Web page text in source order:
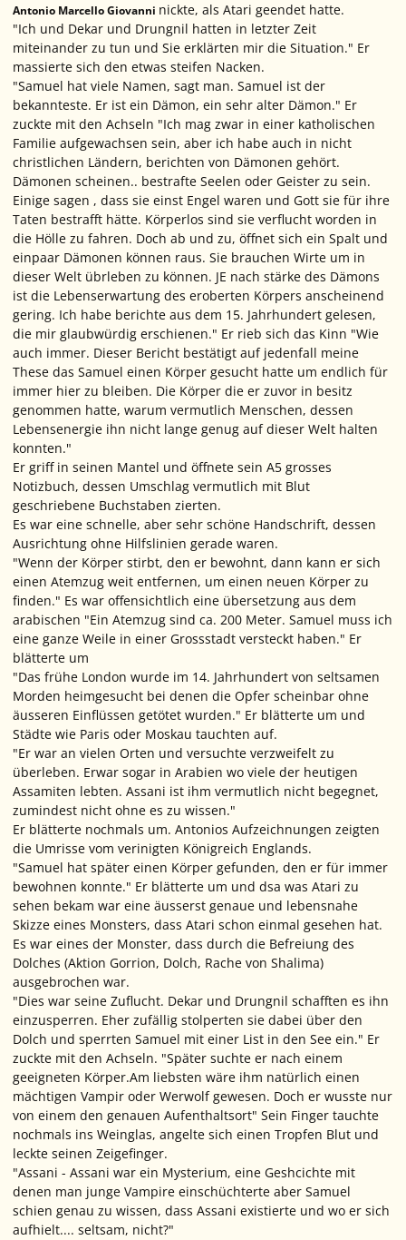
Antonio Marcello Giovanni nickte, als Atari geendet hatte.
"Ich und Dekar und Drungnil hatten in letzter Zeit
miteinander zu tun und Sie erklärten mir die Situation." Er
massierte sich den etwas steifen Nacken.
"Samuel hat viele Namen, sagt man. Samuel ist der
bekannteste. Er ist ein Dämon, ein sehr alter Dämon." Er
zuckte mit den Achseln "Ich mag zwar in einer katholischen
Familie aufgewachsen sein, aber ich habe auch in nicht
christlichen Ländern, berichten von Dämonen gehört.
Dämonen scheinen.. bestrafte Seelen oder Geister zu sein.
Einige sagen , dass sie einst Engel waren und Gott sie für ihre
Taten bestrafft hätte. Körperlos sind sie verflucht worden in
die Hölle zu fahren. Doch ab und zu, öffnet sich ein Spalt und
einpaar Dämonen können raus. Sie brauchen Wirte um in
dieser Welt übrleben zu können. JE nach stärke des Dämons
ist die Lebenserwartung des eroberten Körpers anscheinend
gering. Ich habe berichte aus dem 15. Jahrhundert gelesen,
die mir glaubwürdig erschienen." Er rieb sich das Kinn "Wie
auch immer. Dieser Bericht bestätigt auf jedenfall meine
These das Samuel einen Körper gesucht hatte um endlich für
immer hier zu bleiben. Die Körper die er zuvor in besitz
genommen hatte, warum vermutlich Menschen, dessen
Lebensenergie ihn nicht lange genug auf dieser Welt halten
konnten."
Er griff in seinen Mantel und öffnete sein A5 grosses
Notizbuch, dessen Umschlag vermutlich mit Blut
geschriebene Buchstaben zierten.
Es war eine schnelle, aber sehr schöne Handschrift, dessen
Ausrichtung ohne Hilfslinien gerade waren.
"Wenn der Körper stirbt, den er bewohnt, dann kann er sich
einen Atemzug weit entfernen, um einen neuen Körper zu
finden." Es war offensichtlich eine übersetzung aus dem
arabischen "Ein Atemzug sind ca. 200 Meter. Samuel muss ich
eine ganze Weile in einer Grossstadt versteckt haben." Er
blätterte um
"Das frühe London wurde im 14. Jahrhundert von seltsamen
Morden heimgesucht bei denen die Opfer scheinbar ohne
äusseren Einflüssen getötet wurden." Er blätterte um und
Städte wie Paris oder Moskau tauchten auf.
"Er war an vielen Orten und versuchte verzweifelt zu
überleben. Erwar sogar in Arabien wo viele der heutigen
Assamiten lebten. Assani ist ihm vermutlich nicht begegnet,
zumindest nicht ohne es zu wissen."
Er blätterte nochmals um. Antonios Aufzeichnungen zeigten
die Umrisse vom verinigten Königreich Englands.
"Samuel hat später einen Körper gefunden, den er für immer
bewohnen konnte." Er blätterte um und dsa was Atari zu
sehen bekam war eine äusserst genaue und lebensnahe
Skizze eines Monsters, dass Atari schon einmal gesehen hat.
Es war eines der Monster, dass durch die Befreiung des
Dolches (Aktion Gorrion, Dolch, Rache von Shalima)
ausgebrochen war.
"Dies war seine Zuflucht. Dekar und Drungnil schafften es ihn
einzusperren. Eher zufällig stolperten sie dabei über den
Dolch und sperrten Samuel mit einer List in den See ein." Er
zuckte mit den Achseln. "Später suchte er nach einem
geeigneten Körper.Am liebsten wäre ihm natürlich einen
mächtigen Vampir oder Werwolf gewesen. Doch er wusste nur
von einem den genauen Aufenthaltsort" Sein Finger tauchte
nochmals ins Weinglas, angelte sich einen Tropfen Blut und
leckte seinen Zeigefinger.
"Assani - Assani war ein Mysterium, eine Geshcichte mit
denen man junge Vampire einschüchterte aber Samuel
schien genau zu wissen, dass Assani existierte und wo er sich
aufhielt.... seltsam, nicht?"